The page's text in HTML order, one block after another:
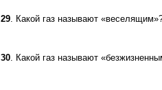
29. Какой газ называют
30. Какой газ называют